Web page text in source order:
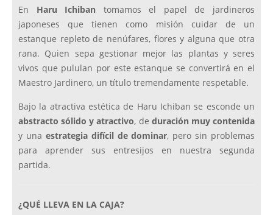
En Haru Ichiban tomamos el papel de jardineros
japoneses que tienen como misión cuidar de un
estanque repleto de nenúfares, flores y alguna que otra
rana. Quien sepa gestionar mejor las plantas y seres
vivos que pululan por este estanque se convertirá en el
Maestro Jardinero, un título tremendamente respetable.
Bajo la atractiva estética de Haru Ichiban se esconde un
abstracto sólido y atractivo, de duración muy contenida
y una estrategia difícil de dominar, pero sin problemas
para aprender sus entresijos en nuestra segunda
partida.
¿QUÉ LLEVA EN LA CAJA?